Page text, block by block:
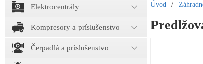
Elektrocentrály
Kompresory a príslušenstvo
Čerpadlá a príslušenstvo
Úvod /